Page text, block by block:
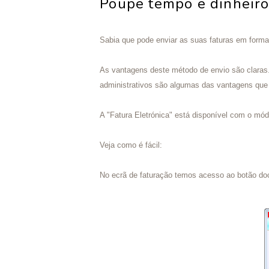
Sabia que pode enviar as suas faturas em
As vantagens deste método de envio são
administrativos são algumas das vantagens
A "Fatura Eletrónica" está disponível com o
Veja como é fácil:
No ecrã de faturação temos acesso ao botão